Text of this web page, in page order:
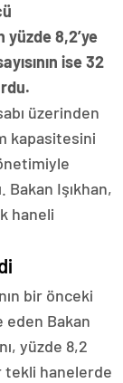
yüzde 8,2’ye
ise 32
üzerinden
kapasitesini
Işıkhan,
haneli
bir önceki
eden Bakan
yüzde 8,2
tekli hanelerde